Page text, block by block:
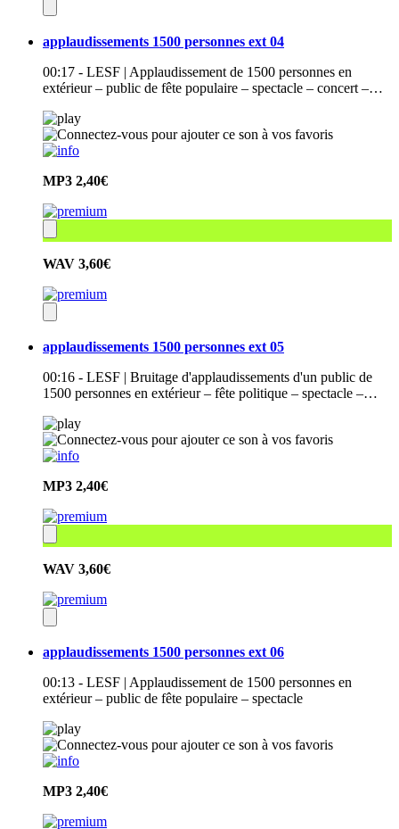
applaudissements 1500 personnes ext 04
00:17 - LESF | Applaudissement de 1500 personnes en
extérieur – public de fête populaire – spectacle – concert –…
MP3 2,40€
WAV 3,60€
applaudissements 1500 personnes ext 05
00:16 - LESF | Bruitage d'applaudissements d'un public de
1500 personnes en extérieur – fête politique – spectacle –…
MP3 2,40€
WAV 3,60€
applaudissements 1500 personnes ext 06
00:13 - LESF | Applaudissement de 1500 personnes en
extérieur – public de fête populaire – spectacle
MP3 2,40€